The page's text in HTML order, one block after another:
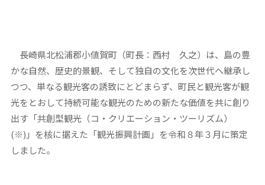
長崎県北松浦郡小値賀町（町長：西村 久之）は、島の豊
かな自然、歴史的景観、そして独自の文化を次世代へ継承し
つつ、単なる観光客の誘致にとどまらず、町民と観光客が観
光をとおして持続可能な観光のための新たな価値を共に創り
出す「共創型観光（コ・クリエーション・ツーリズム）
(※)」を核に据えた「観光振興計画」を令和８年３月に策定
しました。